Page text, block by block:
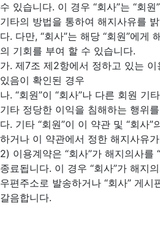
수 있습니다. 이 경우 “회사”는 “회
기타의 방법을 통하여 해지사유를
다. 다만, “회사”는 해당 “회원”에게
의 기회를 부여 할 수 있습니다.
가. 제7조 제2항에서 정하고 있는
있음이 확인된 경우
나. “회원”이 “회사”나 다른 회원 기
기타 정당한 이익을 침해하는 행위
다. 기타 “회원”이 이 약관 및 “회사
하거나 이 약관에서 정한 해지사유
2) 이용계약은 “회사”가 해지의사를
종료됩니다. 이 경우 “회사”가 해지
우편주소로 발송하거나 “회사” 게시
갈음합니다.